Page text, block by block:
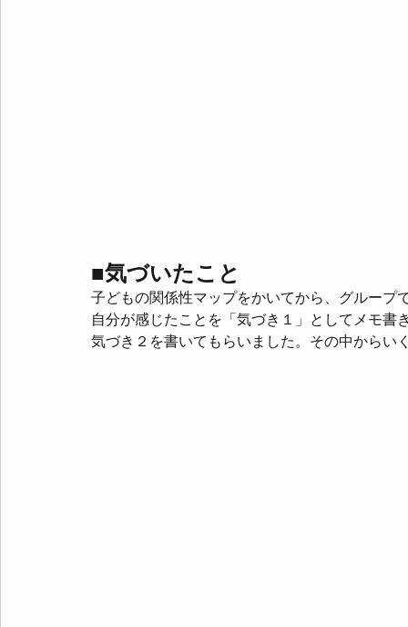
■気づいたこと
子どもの関係性マップをかいてから、グループ
自分が感じたことを「気づき１」としてメモ書
気づき２を書いてもらいました。その中からい